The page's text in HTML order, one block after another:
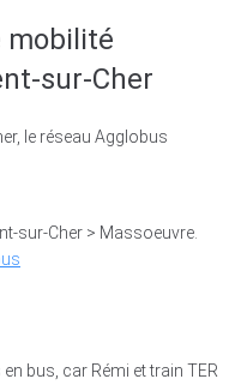
mobilité
sur-Cher
le réseau Agglobus
sur-Cher > Massoeuvre.
bus, car Rémi et train TER